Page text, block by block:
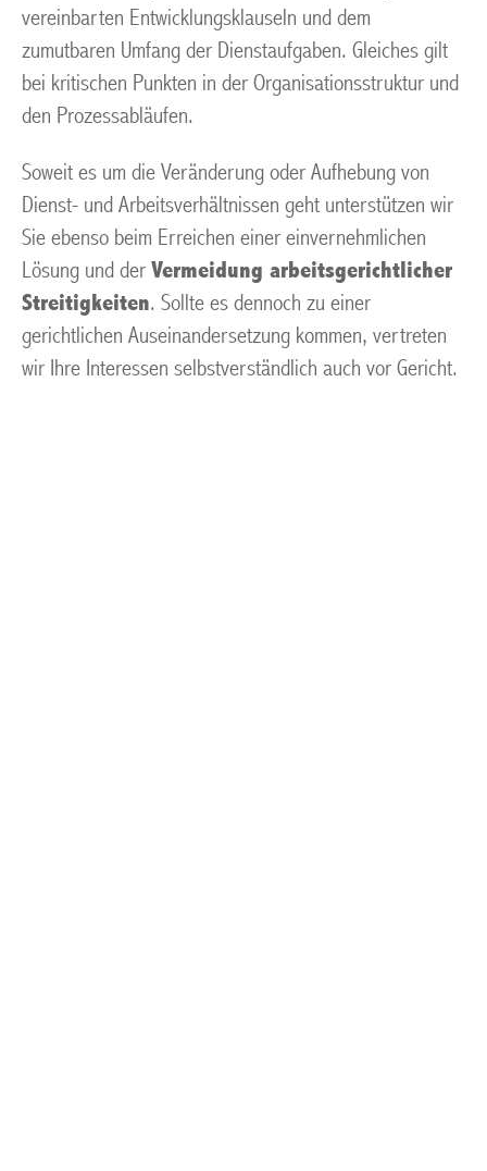
vereinbarten Entwicklungsklauseln und dem
zumutbaren Umfang der Dienstaufgaben. Gleiches gilt
bei kritischen Punkten in der Organisationsstruktur und
den Prozessabläufen.
Soweit es um die Veränderung oder Aufhebung von
Dienst- und Arbeitsverhältnissen geht unterstützen wir
Sie ebenso beim Erreichen einer einvernehmlichen
Lösung und der Vermeidung arbeitsgerichtlicher
Streitigkeiten. Sollte es dennoch zu einer
gerichtlichen Auseinandersetzung kommen, vertreten
wir Ihre Interessen selbstverständlich auch vor Gericht.